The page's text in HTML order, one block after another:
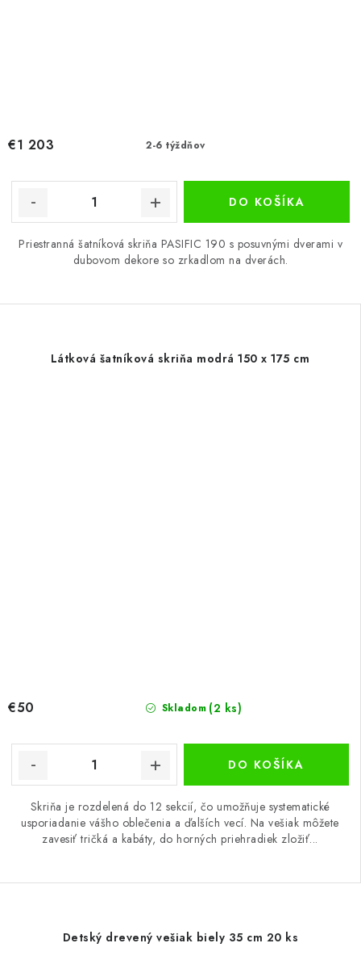
2-6 týždňov
€1 203
DO KOŠÍKA
Priestranná šatníková skriňa PASIFIC 190 s posuvnými dverami v
dubovom dekore so zrkadlom na dverách.
Látková šatníková skriňa modrá 150 x 175 cm
Skladom (2 ks)
€50
DO KOŠÍKA
Skriňa je rozdelená do 12 sekcií, čo umožňuje systematické
usporiadanie vášho oblečenia a ďalších vecí. Na vešiak môžete
zavesiť tričká a kabáty, do horných priehradiek zložiť...
Detský drevený vešiak biely 35 cm 20 ks